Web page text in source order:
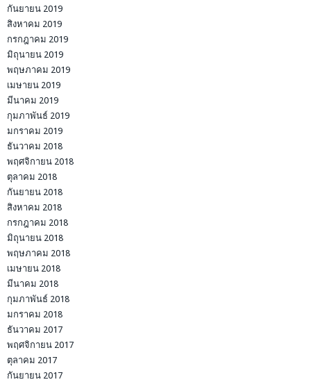
กันยายน 2019
สิงหาคม 2019
กรกฎาคม 2019
มิถุนายน 2019
พฤษภาคม 2019
เมษายน 2019
มีนาคม 2019
กุมภาพันธ์ 2019
มกราคม 2019
ธันวาคม 2018
พฤศจิกายน 2018
ตุลาคม 2018
กันยายน 2018
สิงหาคม 2018
กรกฎาคม 2018
มิถุนายน 2018
พฤษภาคม 2018
เมษายน 2018
มีนาคม 2018
กุมภาพันธ์ 2018
มกราคม 2018
ธันวาคม 2017
พฤศจิกายน 2017
ตุลาคม 2017
กันยายน 2017